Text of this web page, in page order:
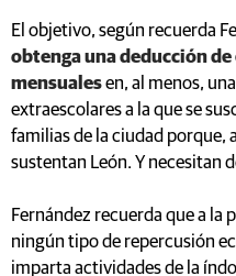
El objetivo, según recuerda
obtenga una deducción de
mensualesen, al menos,
extraescolares a la que se
familias de la ciudad porque,
sustentan León. Y necesitan
Fernández recuerda que a la
ningún tipo de repercusión
imparta actividades de la